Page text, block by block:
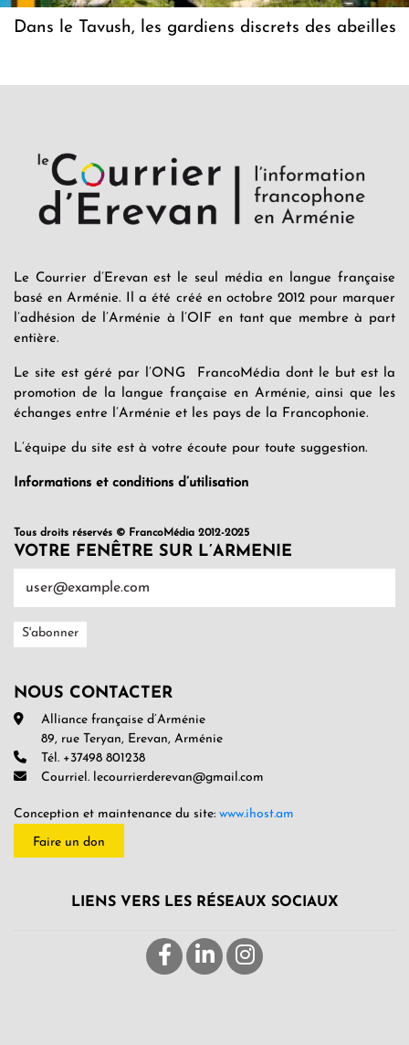
Dans le Tavush, les gardiens discrets des abeilles
Le Courrier d’Erevan est le seul média en langue française
basé en Arménie. Il a été créé en octobre 2012 pour marquer
l’adhésion de l’Arménie à l’OIF en tant que membre à part
entière.
Le site est géré par l’ONG FrancoMédia dont le but est la
promotion de la langue française en Arménie, ainsi que les
échanges entre l’Arménie et les pays de la Francophonie.
L’équipe du site est à votre écoute pour toute suggestion.
Informations et conditions d’utilisation
Tous droits réservés © FrancoMédia 2012-2025
VOTRE FENÊTRE SUR L’ARMENIE
NOUS CONTACTER
Alliance française d’Arménie
89, rue Teryan, Erevan, Arménie
Tél. +37498 801238
Courriel. lecourrierderevan@gmail.com
Conception et maintenance du site: www.ihost.am
Faire un don
LIENS VERS LES RÉSEAUX SOCIAUX